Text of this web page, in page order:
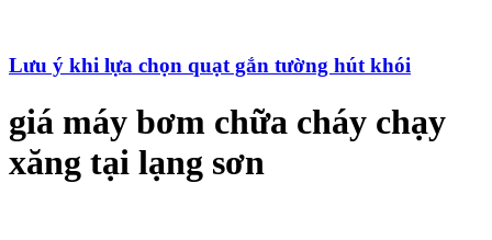
Lưu ý khi lựa chọn quạt gắn tường hút khói
giá máy bơm chữa cháy chạy
xăng tại lạng sơn